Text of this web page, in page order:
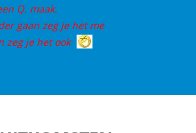
Q. maak.
gaan zeg je het me
zeg je het ook